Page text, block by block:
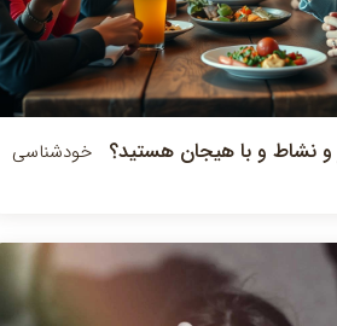
و نشاط و با هیجان هستيد؟ خودشناسی